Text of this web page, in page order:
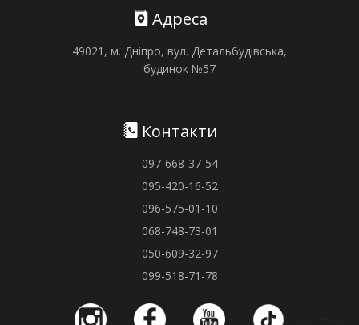
Адреса
49021, м. Дніпро, вул. Детальбудівська,
будинок №57
Контакти
097-668-37-54
095-420-16-52
096-575-01-10
068-748-73-01
050-609-32-97
099-518-71-78